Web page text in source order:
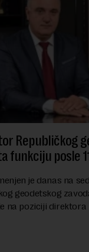
Republičkog
funkciju posle
je danas na
geodetskog
na poziciji direktora